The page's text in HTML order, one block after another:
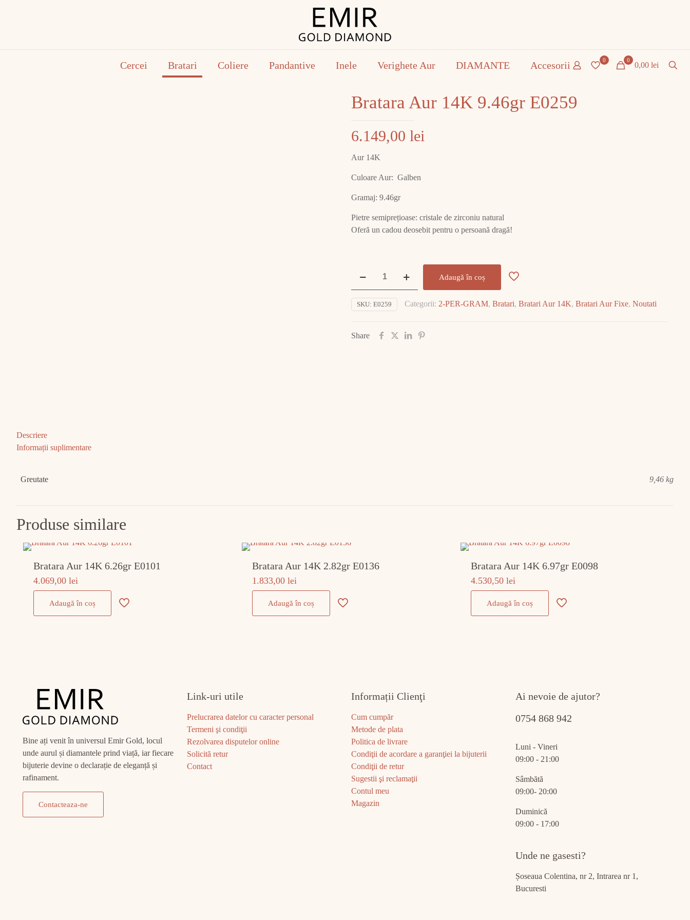
Cercei Bratari Coliere Pandantive Inele Verighete Aur DIAMANTE Accesorii 0 0
0,00 lei
Bratara Aur 14K 9.46gr E0259
6.149,00 lei
Aur 14K
Culoare Aur: Galben
Gramaj: 9.46gr
Pietre semiprețioase: cristale de zirconiu natural
Oferă un cadou deosebit pentru o persoană dragă!
14K
E0259
Adaugă în coș
SKU: E0259 Categorii: 2-PER-GRAM, Bratari, Bratari Aur 14K, Bratari Aur Fixe, Noutati
Share
Descriere
Informații suplimentare
Greutate 9,46 kg
Produse similare
Bratara Aur 14K 6.26gr E0101
4.069,00 lei
Adaugă în coș
Bratara Aur 14K 2.82gr E0136
1.833,00lei
Adaugă în coș
Bratara Aur 14K 6.97gr E0098
4.530,50lei
Adaugă în coș
Bine ați venit în universul Emir Gold, locul
unde aurul și diamantele prind viață, iar fiecare
bijuterie devine o declarație de eleganță și
rafinament.
Contacteaza-ne
Link-uri utile
Prelucrarea datelor cu caracter personal
Termeni şi condiţii
Rezolvarea disputelor online
Solicită retur
Contact
Informații Clienţi
Cum cumpăr
Metode de plata
Politica de livrare
Condiţii de acordare a garanţiei la bijuterii
Condiţii de retur
Sugestii şi reclamaţii
Contul meu
Magazin
Ai nevoie de ajutor?
0754 868 942
Luni - Vineri
09:00 - 21:00
Sâmbătă
09:00- 20:00
Duminică
09:00 - 17:00
Unde ne gasesti?
Șoseaua Colentina, nr 2, Intrarea nr 1,
Bucuresti